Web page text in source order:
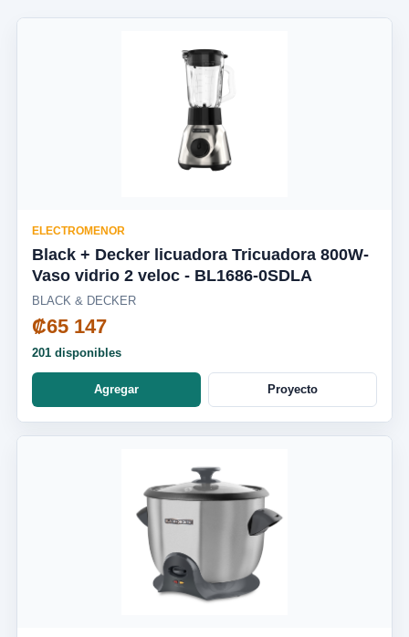
ELECTROMENOR
Black + Decker licuadora Tricuadora 800W-
Vaso vidrio 2 veloc - BL1686-0SDLA
BLACK & DECKER
₡65 147
201 disponibles
Agregar Proyecto